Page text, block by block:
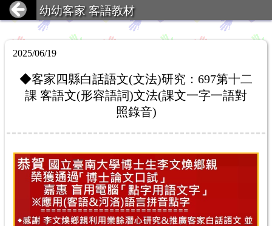
幼幼客家 客語教材
2025/06/19
◆客家四縣白話語文(文法)研究：697第十二
課 客語文(形容語詞)文法(課文一字一語對
照錄音)